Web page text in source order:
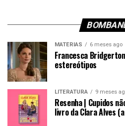
MATÉRIAS 6 meses ago
Francesca
estereótipos
LITERATURA 9 meses
Resenha | Cupidos
livro da Clara Alves